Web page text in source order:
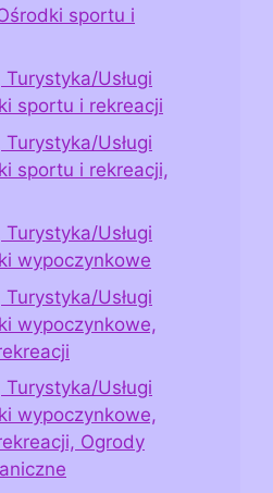
sportu i
Usługi
sportu i rekreacji
Usługi
sportu i rekreacji,
Usługi
wypoczynkowe
Usługi
wypoczynkowe,
Usługi
wypoczynkowe,
Ogrody